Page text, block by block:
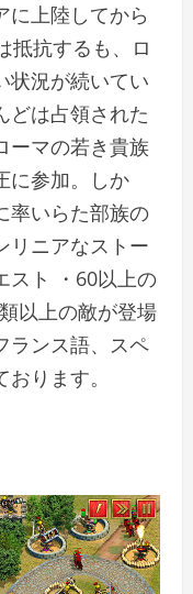
に上陸してから
抵抗するも、ロ
状況が続いてい
どは占領された
ーマの若き貴族
に参加。しか
率いらた部族の
リニアなストー
スト ・60以上の
以上の敵が登場
ランス語、スペ
ります。